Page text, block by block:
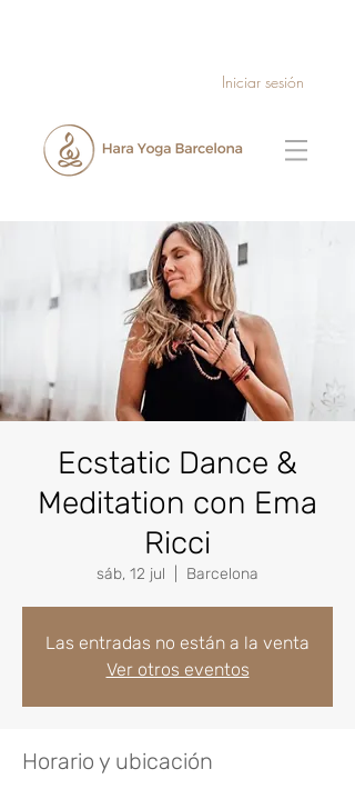
Iniciar sesión
Ecstatic Dance &
Meditation con Ema
Ricci
sáb, 12 jul Barcelona
Las entradas no están a la venta
Ver otros eventos
Horario y ubicación